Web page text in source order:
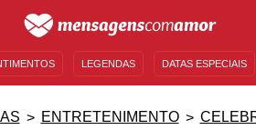
LEGENDAS DATAS ESPECIAIS
ENTRETENIMENTO